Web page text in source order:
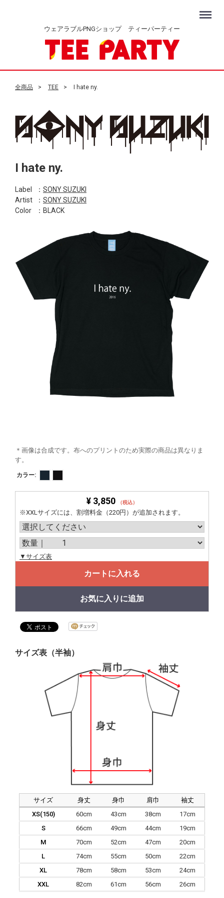
ウェアラブルPNGショップ ティーパーティー
Menu
全商品 TEE I hate ny.
I hate ny.
Label ： SONY SUZUKI
Artist
： SONY SUZUKI
Color
：BLACK
＊画像は合成です。布へのプリントのため実際の商品は異なりま
す。
カラー:
¥ 3,850 （税込）
※XXLサイズには、割増料金（220円）が追加されます。
▼サイズ表
カートに入れる
お気に入りに追加
サイズ表（半袖）
サイズ 身丈 身巾 肩巾
袖丈
XS(150)
60cm 43cm 38cm
17cm
S
66cm 49cm 44cm
19cm
M
70cm 52cm 47cm
20cm
L
74cm 55cm 50cm
22cm
XL
78cm 58cm 53cm
24cm
XXL
82cm 61cm 56cm 26cm